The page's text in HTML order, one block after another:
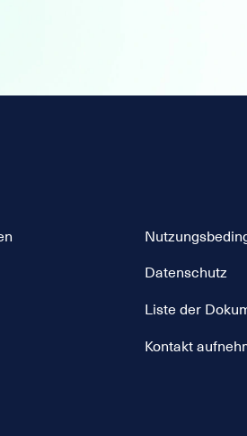
Datenschutz
Liste der
Kontakt